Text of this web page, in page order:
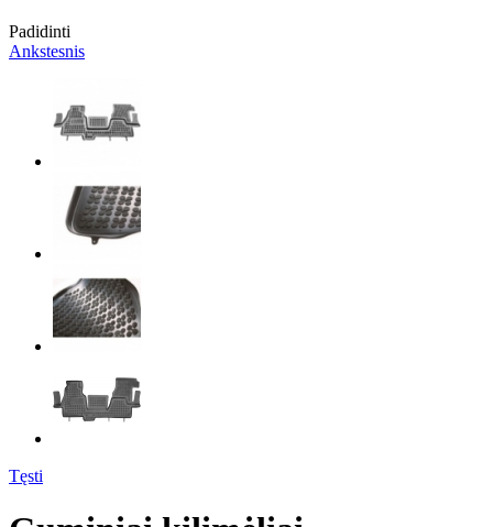
Padidinti
Ankstesnis
Tęsti